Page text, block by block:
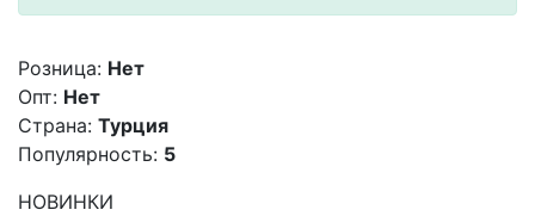
Розница: Нет
Опт: Нет
Страна: Турция
Популярность: 5
НОВИНКИ